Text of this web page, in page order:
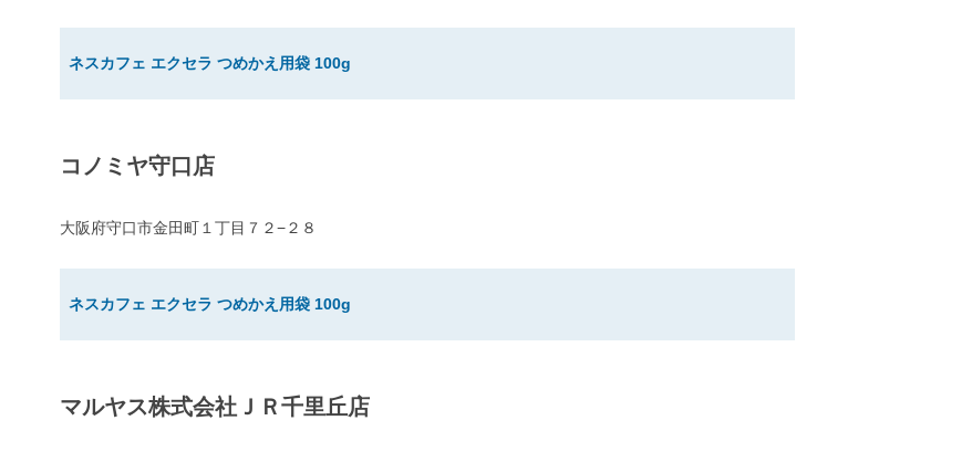
ネスカフェ エクセラ つめかえ用袋 100g
コノミヤ守口店
大阪府守口市金田町１丁目７２−２８
ネスカフェ エクセラ つめかえ用袋 100g
マルヤス株式会社ＪＲ千里丘店